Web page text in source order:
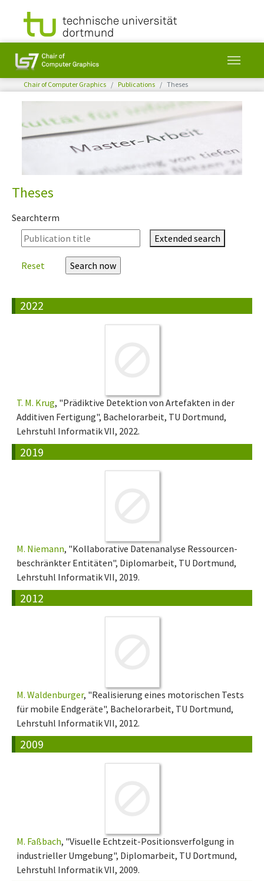
Skip to main content
You are here:
Chair of Computer Graphics Publications Theses
Theses
Searchterm
Extended search
Reset
2022
T. M. Krug, "Prädiktive Detektion von Artefakten in der
Additiven Fertigung", Bachelorarbeit, TU Dortmund,
Lehrstuhl Informatik VII, 2022.
2019
M. Niemann, "Kollaborative Datenanalyse Ressourcen-
beschränkter Entitäten", Diplomarbeit, TU Dortmund,
Lehrstuhl Informatik VII, 2019.
2012
M. Waldenburger, "Realisierung eines motorischen Tests
für mobile Endgeräte", Bachelorarbeit, TU Dortmund,
Lehrstuhl Informatik VII, 2012.
2009
M. Faßbach, "Visuelle Echtzeit-Positionsverfolgung in
industrieller Umgebung", Diplomarbeit, TU Dortmund,
Lehrstuhl Informatik VII, 2009.